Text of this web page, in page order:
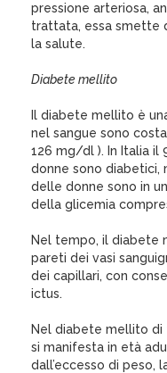
pressione arteriosa,
trattata, essa smette
la salute.
Diabete mellito
Il diabete mellito è
nel sangue sono
126 mg/dl ). In Italia il
donne sono diabetici,
delle donne sono in
della glicemia
Nel tempo, il diabete
pareti dei vasi
dei capillari, con
ictus.
Nel diabete mellito
si manifesta in età
dall’eccesso di peso,